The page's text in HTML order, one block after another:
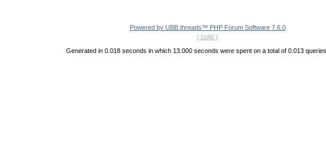
Powered by UBB.threads™ PHP Forum Software 7.6.0
( build )
Generated in 0.018 seconds in which 13.000 seconds were spent on a total of 0.013